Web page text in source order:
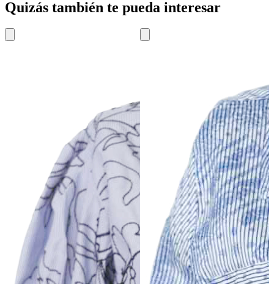
Quizás también te pueda interesar